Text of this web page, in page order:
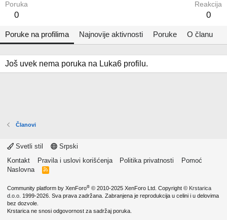
Poruka
0
Reakcija
0
Poruke na profilima Najnovije aktivnosti Poruke O članu
Još uvek nema poruka na Luka6 profilu.
Članovi
Svetli stil
Srpski
Kontakt
Pravila i uslovi korišćenja Politika privatnosti
Pomoć
Naslovna
R
Community platform by XenForo® © 2010-2025 XenForo Ltd. Copyright © Krstarica
d.o.o. 1999-2026. Sva prava zadržana. Zabranjena je reprodukcija u celini i u delovima
bez dozvole.
Krstarica ne snosi odgovornost za sadržaj poruka.